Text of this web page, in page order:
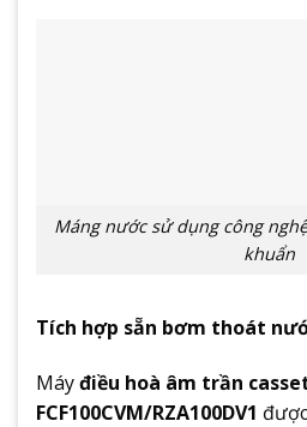
Máng nước sử dụng công
khuẩn
Tích hợp sẵn bơm thoát
Máyđiều hoà âm trần
FCF100CVM/RZA100DV1